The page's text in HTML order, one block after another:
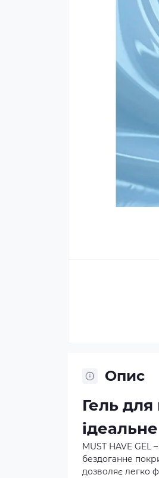
Опис
Гель для
MUST HAVE
бездоганне
дозволяє легко